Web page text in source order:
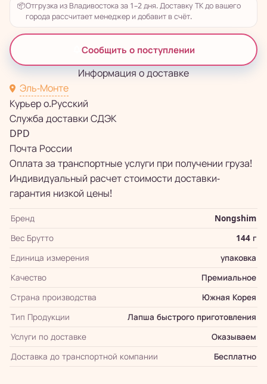
📦Отгрузка из Владивостока за 1–2 дня. Доставку ТК до вашего
города рассчитает менеджер и добавит в счёт.
Сообщить о поступлении
Информация о доставке
Эль-Монте
Курьер о.Русский
Служба доставки СДЭК
DPD
Почта России
Оплата за транспортные услуги при получении груза!
Индивидуальный расчет стоимости доставки-
гарантия низкой цены!
Бренд
Nongshim
Вес Брутто
144 г
Единица измерения
упаковка
Качество
Премиальное
Страна производства
Южная Корея
Тип Продукции
Лапша быстрого приготовления
Услуги по доставке
Оказываем
Доставка до транспортной компании
Бесплатно